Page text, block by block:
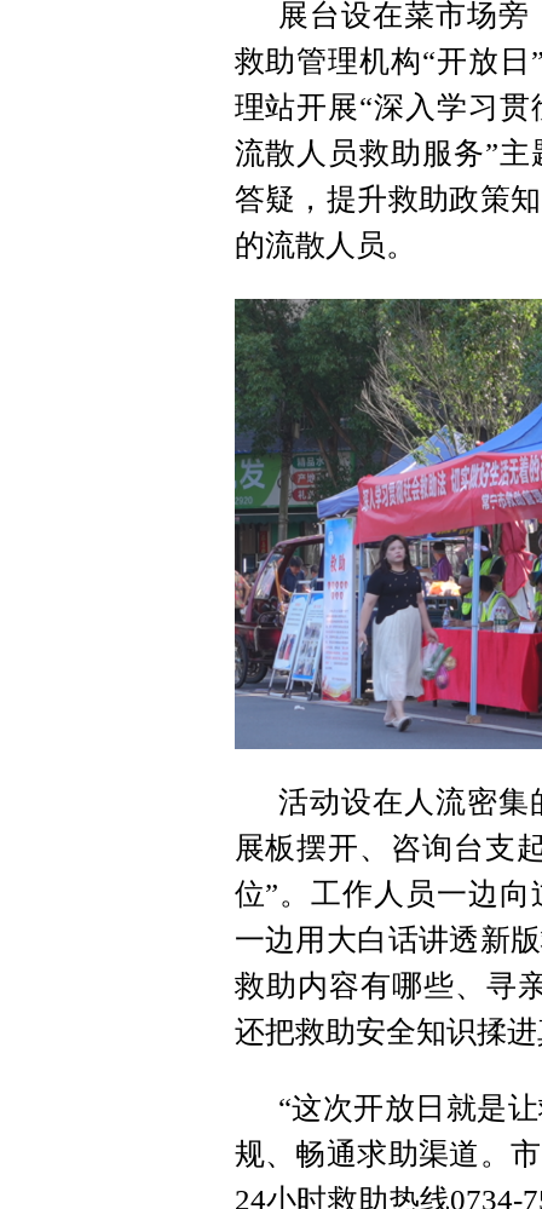
展台设在菜市场
救助管理机构“开放
理站开展“深入学习
流散人员救助服务”
答疑，提升救助政策
的流散人员。
活动设在人流密集
展板摆开、咨询台支
位”。工作人员一边
一边用大白话讲透新
救助内容有哪些、寻
还把救助安全知识揉
“这次开放日就是
规、畅通求助渠道。
24小时救助热线0734-